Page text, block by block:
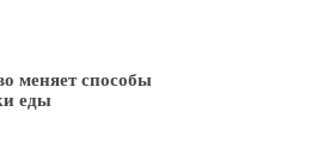
меняет способы
еды